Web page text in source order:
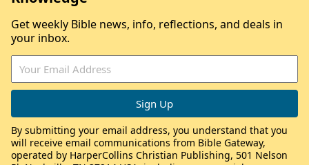
Get weekly Bible news, info, reflections, and deals in
your inbox.
By submitting your email address, you understand that you
will receive email communications from Bible Gateway,
operated by HarperCollins Christian Publishing, 501 Nelson